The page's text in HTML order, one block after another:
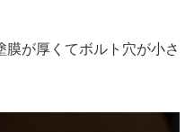
膜が厚くてボルト穴が小さ